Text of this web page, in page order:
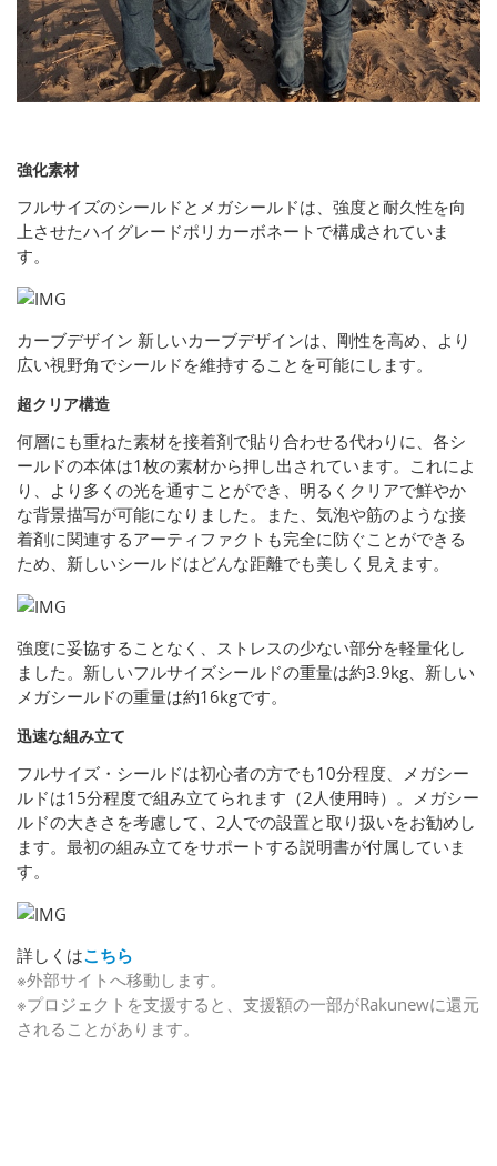
強化素材
フルサイズのシールドとメガシールドは、強度と耐久性を向
上させたハイグレードポリカーボネートで構成されていま
す。
カーブデザイン 新しいカーブデザインは、剛性を高め、より
広い視野角でシールドを維持することを可能にします。
超クリア構造
何層にも重ねた素材を接着剤で貼り合わせる代わりに、各シ
ールドの本体は1枚の素材から押し出されています。これによ
り、より多くの光を通すことができ、明るくクリアで鮮やか
な背景描写が可能になりました。また、気泡や筋のような接
着剤に関連するアーティファクトも完全に防ぐことができる
ため、新しいシールドはどんな距離でも美しく見えます。
強度に妥協することなく、ストレスの少ない部分を軽量化し
ました。新しいフルサイズシールドの重量は約3.9kg、新しい
メガシールドの重量は約16kgです。
迅速な組み立て
フルサイズ・シールドは初心者の方でも10分程度、メガシー
ルドは15分程度で組み立てられます（2人使用時）。メガシー
ルドの大きさを考慮して、2人での設置と取り扱いをお勧めし
ます。最初の組み立てをサポートする説明書が付属していま
す。
詳しくはこちら
※外部サイトへ移動します。
※プロジェクトを支援すると、支援額の一部がRakunewに還元
されることがあります。